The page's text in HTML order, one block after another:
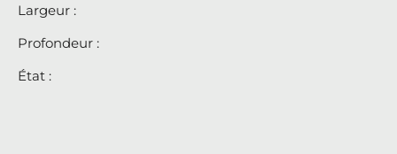
Largeur :
Profondeur :
État :